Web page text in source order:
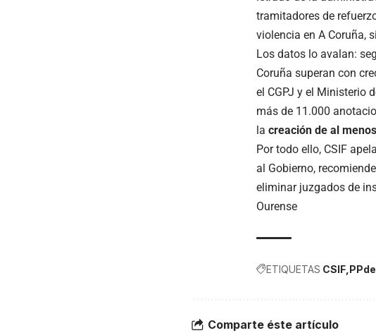
tramitadores de
violencia en A Coruña,
Los datos lo avalan:
Coruña superan con
el CGPJ y el Ministerio
más de 11.000
la creación de al
Por todo ello, CSIF
al Gobierno, recomiende
eliminar juzgados de
Ourense
ETIQUETAS CSIF
Comparte éste artículo